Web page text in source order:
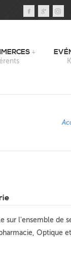
sur l'ensemble de
Optique et